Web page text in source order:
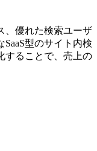
、優れた検索ユーザ
型のサイト内検
することで、売上の